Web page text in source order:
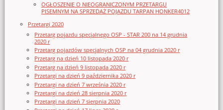
OGŁOSZENIE O NIEOGRANICZONYM PRZETARGU
PISEMNYM NA SPRZEDAŻ POJAZDU TARPAN HONKER4012
Przetargi 2020
Przetarg pojazdu specjalnego OSP - STAR 200 na 14 grudnia
2020 r
Przetarg pojazdów specjalnych OSP na 04 grudnia 2020 r
Przetarg na dzień 10 listopada 2020 r
Przetarg na dzień 9 listopada 2020 r
Przetargi na dzień 9 października 2020 r
Przetargi na dzień 7 września 2020 r
Przetargi na dzień 28 sierpnia 2020 r
Przetargi na dzień 7 sierpnia 2020